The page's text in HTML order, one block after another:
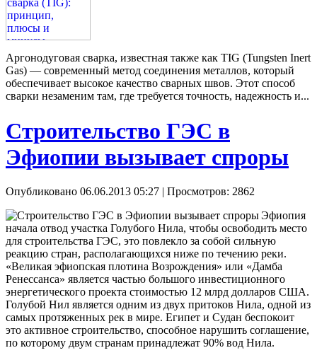
Аргонодуговая сварка, известная также как TIG (Tungsten Inert
Gas) — современный метод соединения металлов, который
обеспечивает высокое качество сварных швов. Этот способ
сварки незаменим там, где требуется точность, надежность и...
Строительство ГЭС в
Эфиопии вызывает спроры
Опубликовано 06.06.2013 05:27 | Просмотров: 2862
Эфиопия
начала отвод участка Голубого Нила, чтобы освободить место
для строительства ГЭС, это повлекло за собой сильную
реакцию стран, располагающихся ниже по течению реки.
«Великая эфиопская плотина Возрождения» или «Дамба
Ренессанса» является частью большого инвестиционного
энергетического проекта стоимостью 12 млрд долларов США.
Голубой Нил является одним из двух притоков Нила, одной из
самых протяженных рек в мире. Египет и Судан беспокоит
это активное строительство, способное нарушить соглашение,
по которому двум странам принадлежат 90% вод Нила.